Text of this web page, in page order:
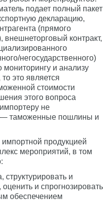
подает полный пакет
декларацию,
(прямого
внешнеторговый контракт,
негосударственного)
мониторингу и анализу
это является
стоимости
этого вопроса
не
— таможенные пошлины и
импортной продукцией
мероприятий, в том
структурировать и
и спрогнозировать
обеспечением